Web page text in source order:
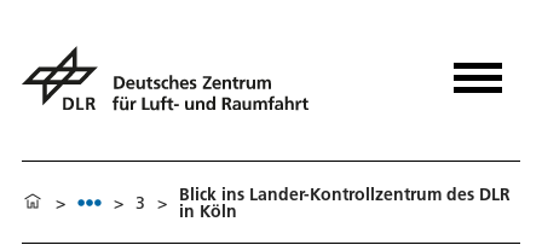
> > 3 > Blick ins Lander-Kontrollzentrum des DLR
in Köln